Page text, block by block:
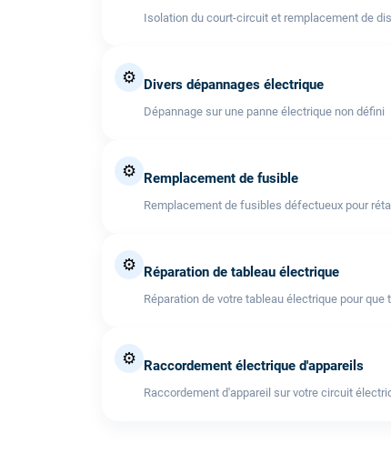
Isolation du court-circuit et remplacement de
⚙️ Divers dépannages électrique
Dépannage sur une panne électrique non défini
⚙️ Remplacement de fusible
Remplacement de fusibles défectueux pour
⚙️ Réparation de tableau électrique
Réparation de votre tableau électrique pour
⚙️ Raccordement électrique d'appareils
Raccordement d'appareil sur votre circuit